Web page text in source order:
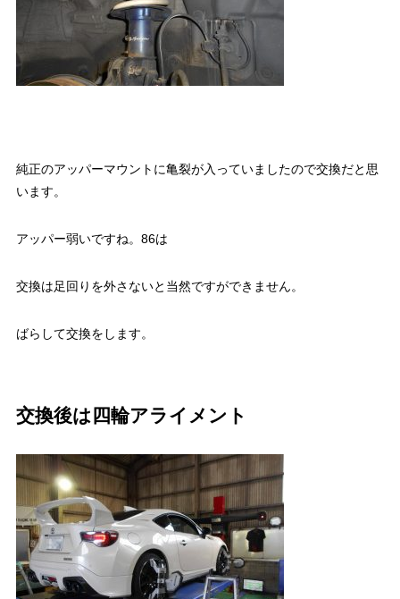
純正のアッパーマウントに亀裂が入っていましたので交換だと思
います。
アッパー弱いですね。86は
交換は足回りを外さないと当然ですができません。
ばらして交換をします。
交換後は四輪アライメント